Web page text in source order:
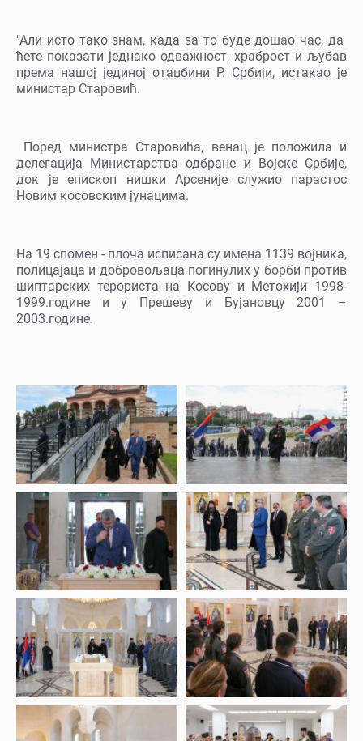
"Али исто тако знам, када за то буде дошао час, да
ћете показати једнако одважност, храброст и љубав
према нашој јединој отаџбини Р. Србији, истакао је
министар Старовић.
Поред министра Старовића, венац је положила и
делегација Министарства одбране и Војске Србије,
док је епископ нишки Арсеније служио парастос
Новим косовским јунацима.
На 19 спомен - плоча исписана су имена 1139 војника,
полицајаца и добровољаца погинулих у борби против
шиптарских терориста на Косову и Метохији 1998-
1999.године и у Прешеву и Бујановцу 2001 –
2003.године.